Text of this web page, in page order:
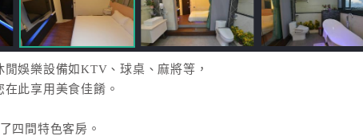
娛樂設備如KTV、球桌、麻將等，
此享用美食佳餚。
四間特色客房。